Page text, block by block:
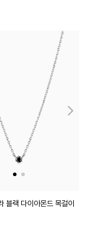
블랙 다이아몬드 목걸이